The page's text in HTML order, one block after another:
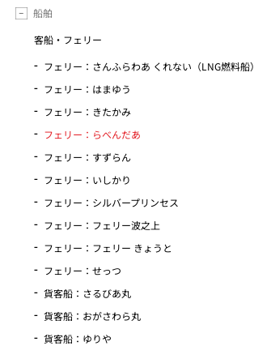
船舶
客船・フェリー
フェリー：さんふらわあ くれない（LNG燃料船）
フェリー：はまゆう
フェリー：きたかみ
フェリー：らべんだあ
フェリー：すずらん
フェリー：いしかり
フェリー：シルバープリンセス
フェリー：フェリー波之上
フェリー：フェリー きょうと
フェリー：せっつ
貨客船：さるびあ丸
貨客船：おがさわら丸
貨客船：ゆりや